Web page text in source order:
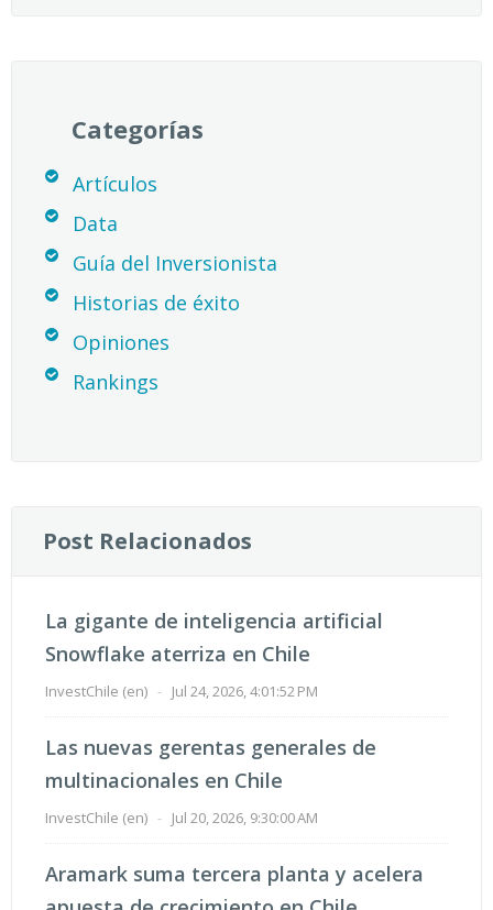
Categorías
Artículos
Data
Guía del Inversionista
Historias de éxito
Opiniones
Rankings
Post Relacionados
La gigante de inteligencia artificial
Snowflake aterriza en Chile
InvestChile (en) - Jul 24, 2026, 4:01:52 PM
Las nuevas gerentas generales de
multinacionales en Chile
InvestChile (en) - Jul 20, 2026, 9:30:00 AM
Aramark suma tercera planta y acelera